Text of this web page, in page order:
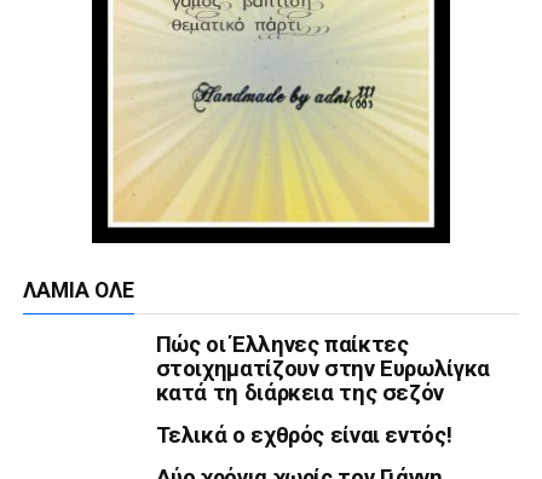
ΛΑΜΙΑ ΟΛΕ
Πώς οι Έλληνες παίκτες
στοιχηματίζουν στην Ευρωλίγκα
κατά τη διάρκεια της σεζόν
Τελικά ο εχθρός είναι εντός!